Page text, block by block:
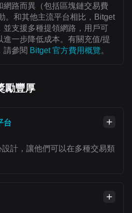
網路而異（包括區塊鏈交易費
。和其他主流平台相比，Bitget
並支援多種提領網路，用戶可
一步降低成本。有關充值/提
請參閱 Bitget 官方費用概覽。
勵豐厚
台
計，讓他們可以在多種交易類